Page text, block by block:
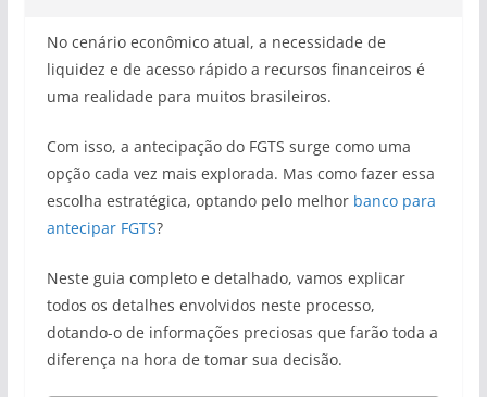
No cenário econômico atual, a necessidade de
liquidez e de acesso rápido a recursos financeiros é
uma realidade para muitos brasileiros.
Com isso, a antecipação do FGTS surge como uma
opção cada vez mais explorada. Mas como fazer essa
escolha estratégica, optando pelo melhor banco para
antecipar FGTS?
Neste guia completo e detalhado, vamos explicar
todos os detalhes envolvidos neste processo,
dotando-o de informações preciosas que farão toda a
diferença na hora de tomar sua decisão.